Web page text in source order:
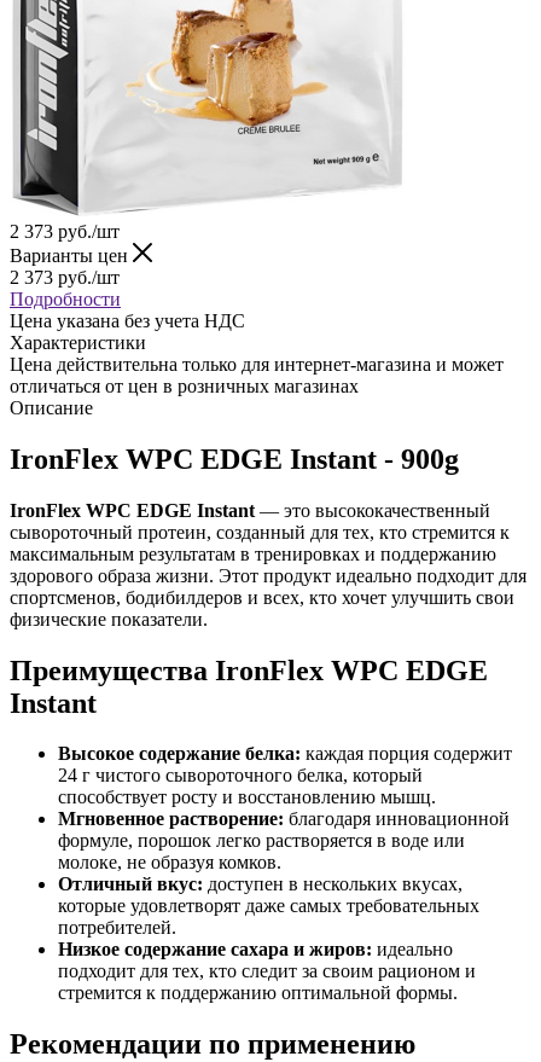
2 373 руб./шт
Варианты цен
2 373 руб./шт
Подробности
Цена указана без учета НДС
Характеристики
Цена действительна только для интернет-магазина и может
отличаться от цен в розничных магазинах
Описание
IronFlex WPC EDGE Instant - 900g
IronFlex WPC EDGE Instant — это высококачественный
сывороточный протеин, созданный для тех, кто стремится к
максимальным результатам в тренировках и поддержанию
здорового образа жизни. Этот продукт идеально подходит для
спортсменов, бодибилдеров и всех, кто хочет улучшить свои
физические показатели.
Преимущества IronFlex WPC EDGE
Instant
Высокое содержание белка: каждая порция содержит
24 г чистого сывороточного белка, который
способствует росту и восстановлению мышц.
Мгновенное растворение: благодаря инновационной
формуле, порошок легко растворяется в воде или
молоке, не образуя комков.
Отличный вкус: доступен в нескольких вкусах,
которые удовлетворят даже самых требовательных
потребителей.
Низкое содержание сахара и жиров: идеально
подходит для тех, кто следит за своим рационом и
стремится к поддержанию оптимальной формы.
Рекомендации по применению